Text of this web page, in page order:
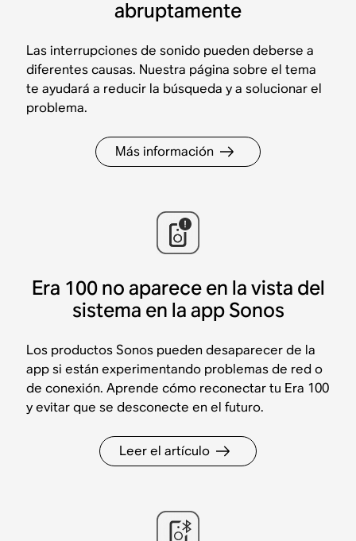
abruptamente
Las interrupciones de sonido pueden deberse a
diferentes causas. Nuestra página sobre el tema
te ayudará a reducir la búsqueda y a solucionar el
problema.
Más información
Era 100 no aparece en la vista del
sistema en la app Sonos
Los productos Sonos pueden desaparecer de la
app si están experimentando problemas de red o
de conexión. Aprende cómo reconectar tu Era 100
y evitar que se desconecte en el futuro.
Leer el artículo